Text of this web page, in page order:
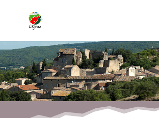
Démarches Administratives